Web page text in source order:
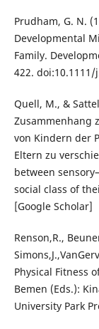
Prudham, G. N.
Developmental
Family.
422. doi:10.1111/
Quell, M., &
Zusammenhang
von Kindern der
Eltern zu
between
social class of
[Google Scholar]
Renson,R.,
Physical Fitness
Bemen (Eds.):
University Park